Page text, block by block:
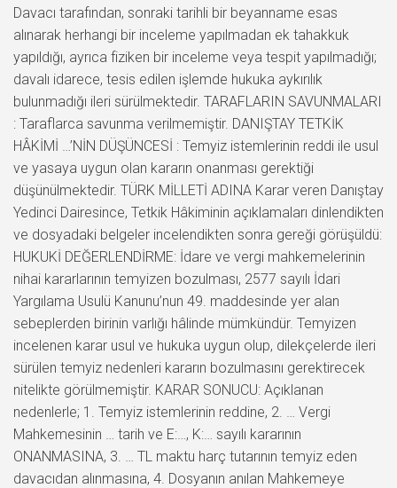
Davacı tarafından, sonraki tarihli bir beyanname esas
alınarak herhangi bir inceleme yapılmadan ek tahakkuk
yapıldığı, ayrıca fiziken bir inceleme veya tespit yapılmadığı;
davalı idarece, tesis edilen işlemde hukuka aykırılık
bulunmadığı ileri sürülmektedir. TARAFLARIN SAVUNMALARI
: Taraflarca savunma verilmemiştir. DANIŞTAY TETKİK
HÂKİMİ …’NİN DÜŞÜNCESİ : Temyiz istemlerinin reddi ile usul
ve yasaya uygun olan kararın onanması gerektiği
düşünülmektedir. TÜRK MİLLETİ ADINA Karar veren Danıştay
Yedinci Dairesince, Tetkik Hâkiminin açıklamaları dinlendikten
ve dosyadaki belgeler incelendikten sonra gereği görüşüldü:
HUKUKİ DEĞERLENDİRME: İdare ve vergi mahkemelerinin
nihai kararlarının temyizen bozulması, 2577 sayılı İdari
Yargılama Usulü Kanunu’nun 49. maddesinde yer alan
sebeplerden birinin varlığı hâlinde mümkündür. Temyizen
incelenen karar usul ve hukuka uygun olup, dilekçelerde ileri
sürülen temyiz nedenleri kararın bozulmasını gerektirecek
nitelikte görülmemiştir. KARAR SONUCU: Açıklanan
nedenlerle; 1. Temyiz istemlerinin reddine, 2. … Vergi
Mahkemesinin … tarih ve E:…, K:… sayılı kararının
ONANMASINA, 3. … TL maktu harç tutarının temyiz eden
davacıdan alınmasına, 4. Dosyanın anılan Mahkemeye